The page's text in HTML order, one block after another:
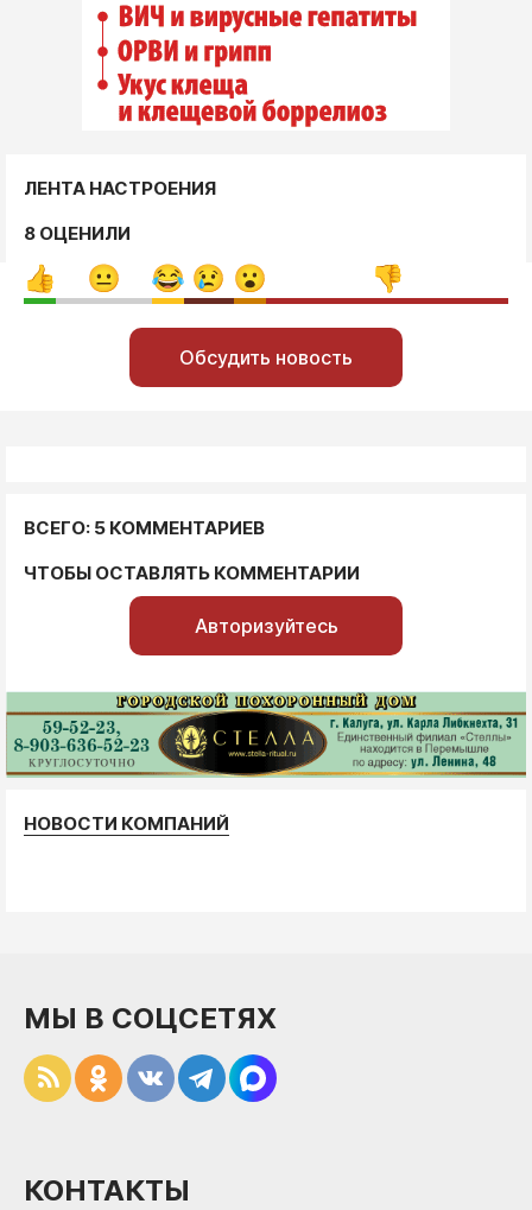
ЛЕНТА НАСТРОЕНИЯ
8 ОЦЕНИЛИ
Обсудить новость
ВСЕГО: 5 КОММЕНТАРИЕВ
ЧТОБЫ ОСТАВЛЯТЬ КОММЕНТАРИИ
Авторизуйтесь
НОВОСТИ КОМПАНИЙ
МЫ В СОЦСЕТЯХ
КОНТАКТЫ